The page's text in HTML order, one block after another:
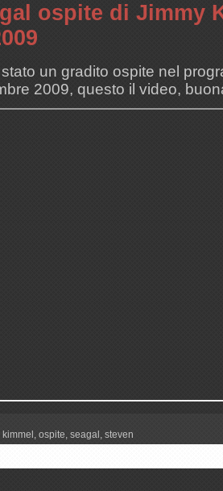
ospite di Jimmy
un gradito ospite nel
2009, questo il video,
kimmel , ospite, seagal , steven